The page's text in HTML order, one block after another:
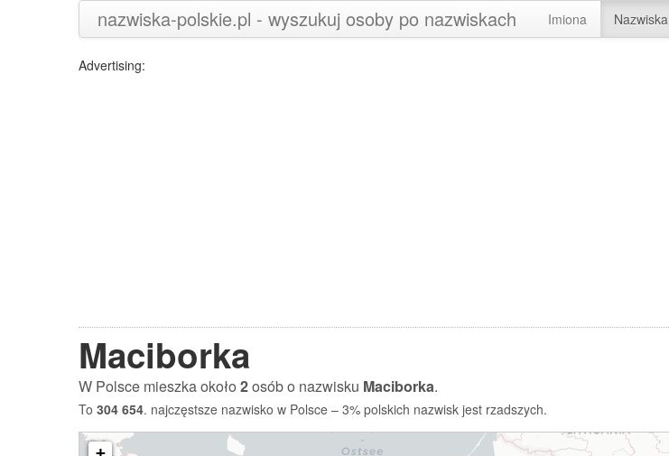
nazwiska-polskie.pl - wyszukuj osoby po nazwiskach Imiona Nazwiska
Advertising:
Maciborka
W Polsce mieszka około2osób o nazwisku Maciborka.
To 304 654. najczęstsze nazwisko w Polsce – 3% polskich nazwisk jest rzadszych.